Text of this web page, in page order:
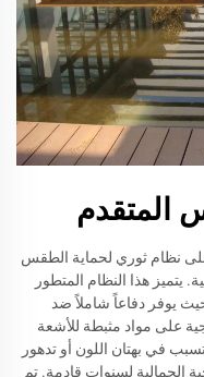
المتقدم
نظام ثوري لحماية الطقس
يتميز هذا النظام المتطور
يوفر دفاعاً شاملاً ضد
على مواد مثبطة للأشعة
في بهتان اللون أو تدهور
الجمالية لسنوات قادمة. تم